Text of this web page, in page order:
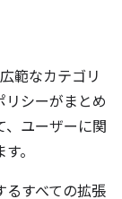
範なカテゴリ
リシーがまとめ
、ユーザーに関
。
るすべての拡張